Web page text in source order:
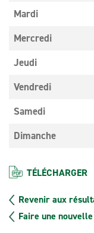
Mardi
Mercredi
Jeudi
Vendredi
Samedi
Dimanche
TÉLÉCHARGER
Revenir aux
Faire une